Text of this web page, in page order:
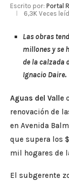
Escrito por: Portal
6,3K Veces
Las obras
millones y se
de la calzada
Ignacio Daire.
Aguas del Valle
renovación de
en Avenida
que supera los
mil hogares de
El subgerente